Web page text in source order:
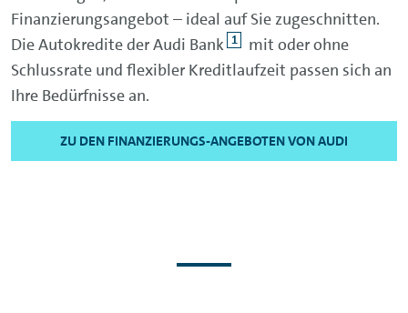
Finanzierungsangebot – ideal auf Sie zugeschnitten.
Die Autokredite der Audi Bank 1
mit oder ohne
Schlussrate und flexibler Kreditlaufzeit passen sich an
Ihre Bedürfnisse an.
ZU DEN FINANZIERUNGS-ANGEBOTEN VON AUDI